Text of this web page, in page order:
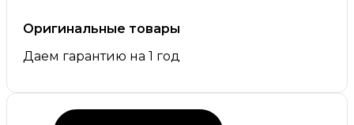
Оригинальные товары
Даем гарантию на 1 год